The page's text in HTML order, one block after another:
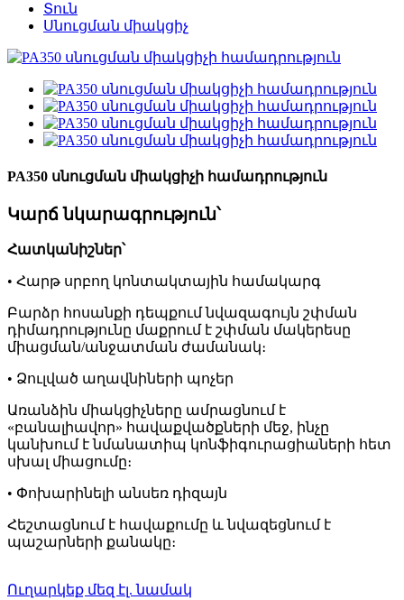
Տուն
Սնուցման միակցիչ
PA350 սնուցման միակցիչի համադրություն
Կարճ նկարագրություն՝
Հատկանիշներ՝
• Հարթ սրբող կոնտակտային համակարգ
Բարձր հոսանքի դեպքում նվազագույն շփման
դիմադրությունը մաքրում է շփման մակերեսը
միացման/անջատման ժամանակ։
• Ձուլված աղավնիների պոչեր
Առանձին միակցիչները ամրացնում է
«բանալիավոր» հավաքվածքների մեջ, ինչը
կանխում է նմանատիպ կոնֆիգուրացիաների հետ
սխալ միացումը։
• Փոխարինելի անսեռ դիզայն
Հեշտացնում է հավաքումը և նվազեցնում է
պաշարների քանակը։
Ուղարկեք մեզ էլ. նամակ